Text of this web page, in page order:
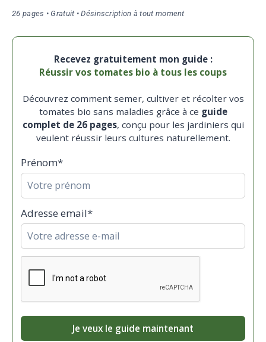
26 pages • Gratuit • Désinscription à tout moment
Recevez gratuitement mon guide :
Réussir vos tomates bio à tous les coups
Découvrez comment semer, cultiver et récolter vos
tomates bio sans maladies grâce à ce guide
complet de 26 pages, conçu pour les jardiniers qui
veulent réussir leurs cultures naturellement.
Prénom*
Adresse email*